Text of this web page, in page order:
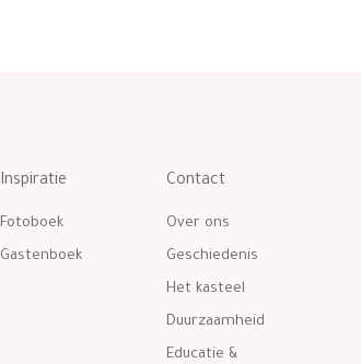
Inspiratie
Fotoboek
Gastenboek
Contact
Over ons
Geschiedenis
Het kasteel
Duurzaamheid
Educatie &